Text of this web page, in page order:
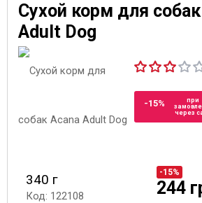
Сухой корм для
Adult Dog
-15%
при
через
340 г
Код: 122108
-15%
244